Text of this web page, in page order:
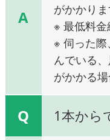
A
がかかりま
※ 最低料金
※ 伺った
んでいる
がかかる場
Q 1本から